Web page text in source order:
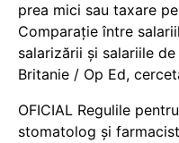
prea mici sau taxare
Comparație între
salarizării și salariile
Britanie / Op Ed,
OFICIAL Regulile
stomatolog și